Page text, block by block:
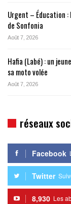
Urgent – Éducation :
de Sonfonia
Août 7, 2026
Hafia (Labé) : un
sa moto volée
Août 7, 2026
réseaux
Facebook
Twitter
8,930 Les